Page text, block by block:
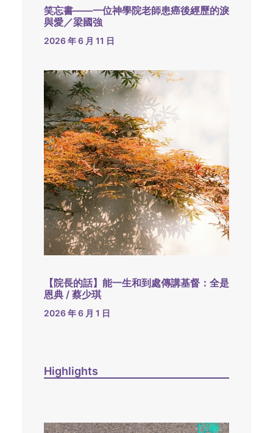
笑忘書——一位神學院老師患癌後經歷的淚
與愛／梁國強
2026 年 6 月 11 日
【院長的話】能一生和到處傳講基督：全是
恩典 / 蔡少琪
2026 年 6 月 1 日
Highlights